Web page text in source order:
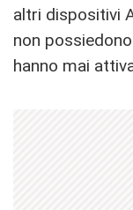
altri dispositivi
non
hanno mai